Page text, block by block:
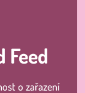
Feed
o zařazení